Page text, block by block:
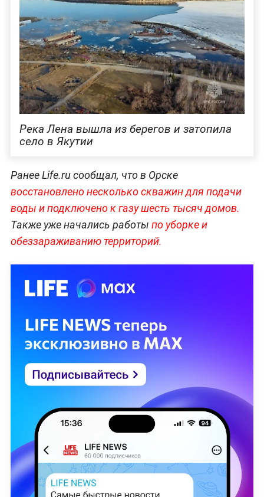
Река Лена вышла из берегов и затопила
село в Якутии
Ранее Life.ru сообщал, что в Орске
восстановлено несколько скважин для подачи
воды и подключено к газу шесть тысяч домов.
Также уже начались работы по уборке и
обеззараживанию территорий.